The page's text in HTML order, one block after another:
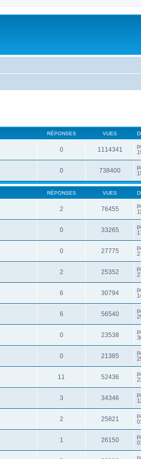
RÉPONSES VUES
0 1114341
0 738400
RÉPONSES VUES
2 76455
0 33265
0 27775
2 25352
6 30794
6 56540
0 23538
0 21385
11 52436
3 34346
2 25821
1 26150